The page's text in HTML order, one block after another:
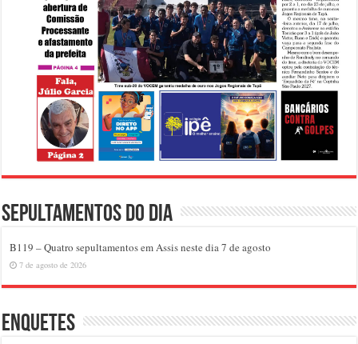
Sepultamentos do dia
B119 – Quatro sepultamentos em Assis neste dia 7 de agosto
7 de agosto de 2026
Enquetes